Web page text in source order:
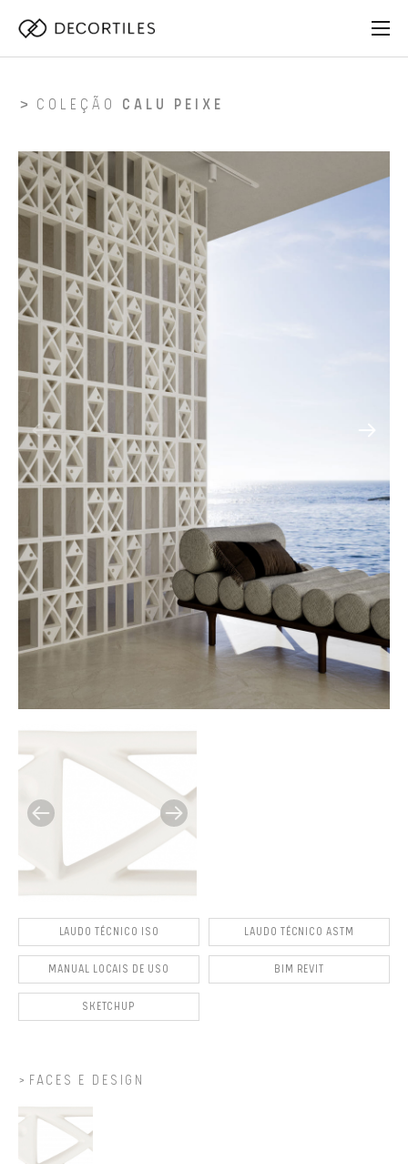
COLEÇÃO CALU PEIXE
LAUDO TÉCNICO ISO LAUDO TÉCNICO ASTM
MANUAL LOCAIS DE USO BIM REVIT
SKETCHUP
FACES E DESIGN